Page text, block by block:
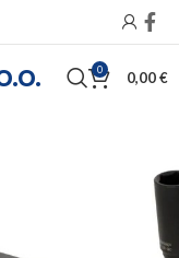
0 0,00€